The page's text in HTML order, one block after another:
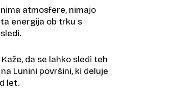
atmosfere, nimajo
energija ob trku s
da se lahko sledi teh
Lunini površini, ki deluje
let.